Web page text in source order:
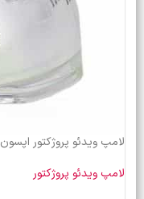
لامپ ویدئو پروژکتور اپسون ELPLP71
لامپ ویدئو پروژکتور